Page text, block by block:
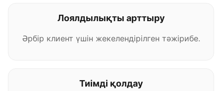
Лоялдылықты арттыру
Әрбір клиент үшін жекелендірілген тәжірибе.
Тиімді қолдау